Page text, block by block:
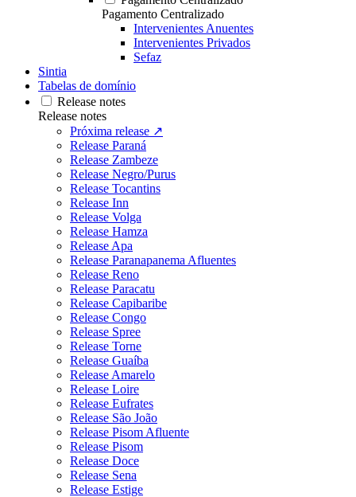
Pagamento Centralizado
Intervenientes Anuentes
Intervenientes Privados
Sefaz
Sintia
Tabelas de domínio
Release notes
Release notes
Próxima release ↗
Release Paraná
Release Zambeze
Release Negro/Purus
Release Tocantins
Release Inn
Release Volga
Release Hamza
Release Apa
Release Paranapanema Afluentes
Release Reno
Release Paracatu
Release Capibaribe
Release Congo
Release Spree
Release Torne
Release Guaíba
Release Amarelo
Release Loire
Release Eufrates
Release São João
Release Pisom Afluente
Release Pisom
Release Doce
Release Sena
Release Estige